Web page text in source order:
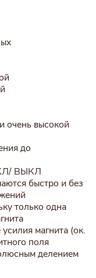
очень высокой
до
ВЫКЛ
быстро и без
только одна
магнита (ок.
поля
делением